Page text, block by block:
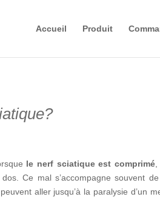
Accueil Produit
le nerf sciatique est comprimé
Ce mal s’accompagne souvent de
aller jusqu’à la paralysie d’un